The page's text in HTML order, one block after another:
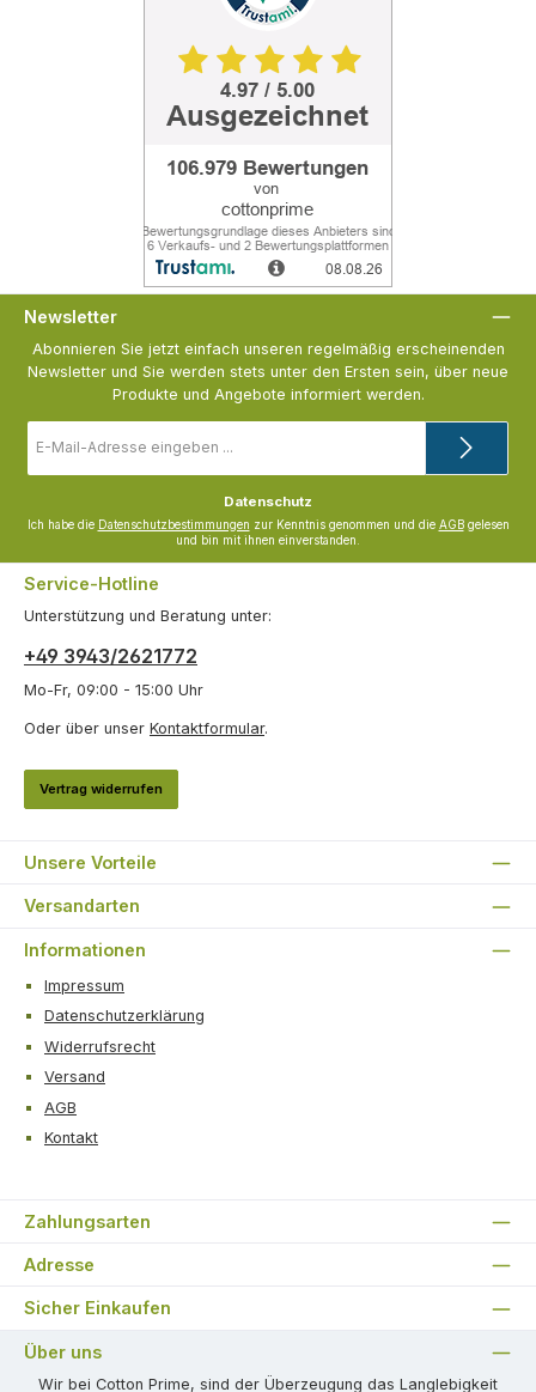
Newsletter
Abonnieren Sie jetzt einfach unseren regelmäßig erscheinenden
Newsletter und Sie werden stets unter den Ersten sein, über neue
Produkte und Angebote informiert werden.
Mail-
Datenschutz
Ich habe die Datenschutzbestimmungen zur Kenntnis genommen und die AGBgelesen
und bin mit ihnen einverstanden.
Service-Hotline
Unterstützung und Beratung unter:
+49 3943/2621772
Mo-Fr, 09:00 - 15:00 Uhr
Oder über unser Kontaktformular.
Vertrag widerrufen
Unsere Vorteile
Versandarten
Informationen
Impressum
Datenschutzerklärung
Widerrufsrecht
Versand
AGB
Kontakt
Zahlungsarten
Adresse
Sicher Einkaufen
Über uns
Wir bei Cotton Prime, sind der Überzeugung das Langlebigkeit